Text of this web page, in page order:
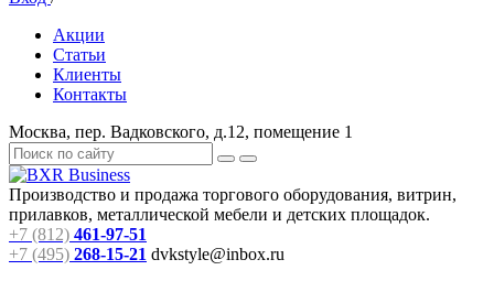
Акции
Статьи
Клиенты
Контакты
Москва, пер. Вадковского, д.12, помещение 1
Производство и продажа торгового оборудования, витрин,
прилавков, металлической мебели и детских площадок.
+7 (812) 461-97-51
+7 (495) 268-15-21 dvkstyle@inbox.ru